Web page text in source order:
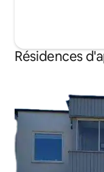
Résidences